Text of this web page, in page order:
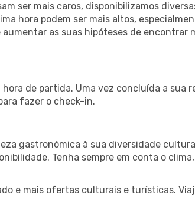
ser mais caros, disponibilizamos
hora podem ser mais altos,
as suas hipóteses de encontrar
de partida. Uma vez concluída a sua
fazer o check-in.
gastronómica à sua diversidade
Tenha sempre em conta o
e mais ofertas culturais e turísticas.